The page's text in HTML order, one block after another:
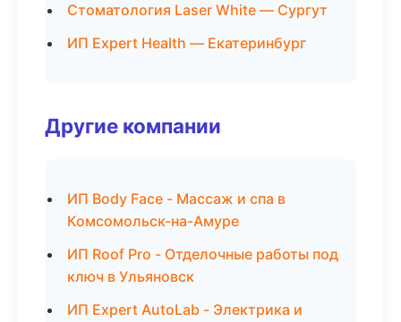
Стоматология Laser White — Сургут
ИП Expert Health — Екатеринбург
Другие компании
ИП Body Face - Массаж и спа в
Комсомольск-на-Амуре
ИП Roof Pro - Отделочные работы под
ключ в Ульяновск
ИП Expert AutoLab - Электрика и